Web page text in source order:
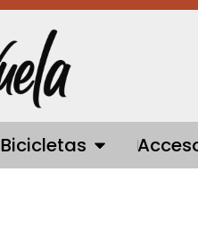
Bicicletas OPEN BICICLETAS